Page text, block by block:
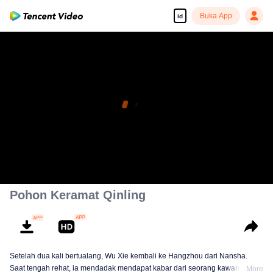
id Buka App
Pohon Keramat Qinling
Setelah dua kali bertualang, Wu Xie kembali ke Hangzhou dari Nansha.
Saat tengah rehat, ia mendadak mendapat kabar dari seorang kawan yang
More